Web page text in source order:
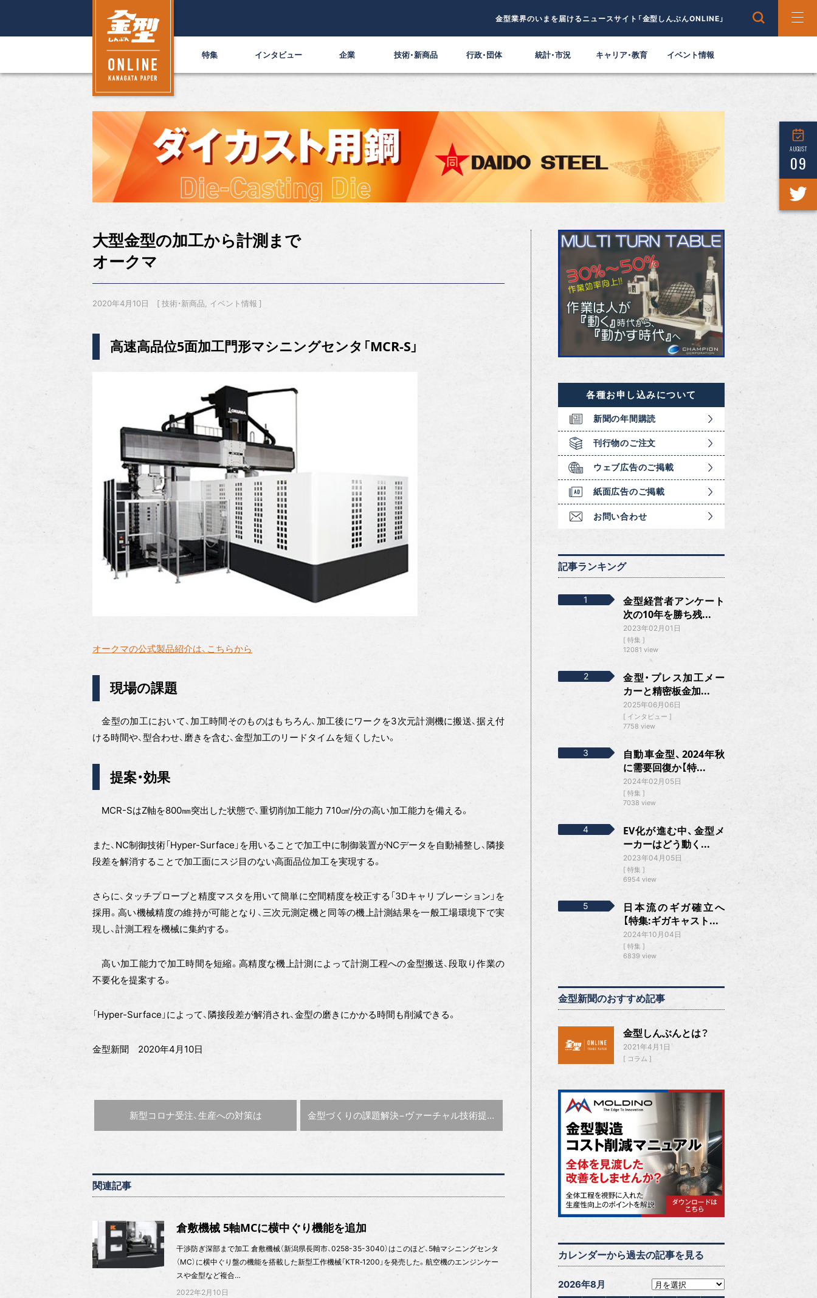
金型業界のいまを届けるニュースサイト「金型しんぶんONLINE」
特集 インタビュー 企業 技術・新商品 行政・団体 統計・市況 キャリア・教育 イベント情報
AUGUST
09
大型金型の加工から計測まで
オークマ
2020年4月10日 技術・新商品 イベント情報
高速高品位5面加工門形マシニングセンタ「MCR-S」
オークマの公式製品紹介は、こちらから
現場の課題
金型の加工において、加工時間そのものはもちろん、加工後にワークを3次元計測機に搬送、据え付
ける時間や、型合わせ、磨きを含む、金型加工のリードタイムを短くしたい。
提案・効果
MCR-SはZ軸を800㎜突出した状態で、重切削加工能力 710㎤/分の高い加工能力を備える。
また、NC制御技術「Hyper-Surface」を用いることで加工中に制御装置がNCデータを自動補整し、隣接
段差を解消することで加工面にスジ目のない高面品位加工を実現する。
さらに、タッチプローブと精度マスタを用いて簡単に空間精度を校正する「3Dキャリブレーション」を
採用。高い機械精度の維持が可能となり、三次元測定機と同等の機上計測結果を一般工場環境下で実
現し、計測工程を機械に集約する。
高い加工能力で加工時間を短縮。高精度な機上計測によって計測工程への金型搬送、段取り作業の
不要化を提案する。
「Hyper-Surface」によって、隣接段差が解消され、金型の磨きにかかる時間も削減できる。
金型新聞 2020年4月10日
前の記事 :
新型コロナ受注、生産への対策は 次の記事 :
金型づくりの課題解決−ヴァーチャル技術提案−
関連記事
倉敷機械 5軸MCに横中ぐり機能を追加
干渉防ぎ深部まで加工 倉敷機械（新潟県長岡市、0258-35-3040）はこのほど、5軸マシニングセンタ
（MC）に横中ぐり盤の機能を搭載した新型工作機械「KTR‐1200」を発売した。航空機のエンジンケー
スや金型など複合…
2022年2月10日
各種お申し込みについて
新聞の年間購読
刊行物のご注文
ウェブ広告のご掲載
紙面広告のご掲載
お問い合わせ
記事ランキング
金型経営者アンケート
次の10年を勝ち残...
2023年02月01日
特集
12081 view
金型・プレス加工メー
カーと精密板金加...
2025年06月06日
インタビュー
7758 view
自動車金型、2024年秋
に需要回復か【特...
2024年02月05日
特集
7038 view
EV化が進む中、金型メ
ーカーはどう動く...
2023年04月05日
特集
6954 view
日本流のギガ確立へ
【特集:ギガキャスト...
2024年10月04日
特集
6839 view
金型新聞のおすすめ記事
金型しんぶんとは？
2021年4月1日
コラム
カレンダーから過去の記事を見る
2026年8月